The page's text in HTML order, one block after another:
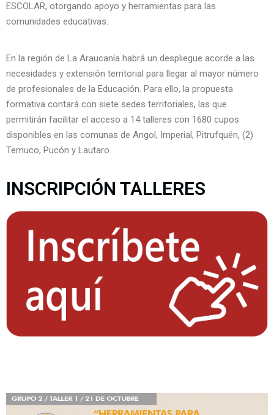
ESCOLAR, otorgando apoyo y herramientas para las
comunidades educativas.
En la región de La Araucanía habrá un despliegue acorde a las
necesidades y extensión territorial para llegar al mayor número
de profesionales de la Educación. Para ello, la propuesta
formativa contará con siete sedes territoriales, las que
permitirán facilitar el acceso a 14 talleres con 1680 cupos
disponibles en las comunas de Angol, Imperial, Pitrufquén, (2)
Temuco, Pucón y Lautaro.
INSCRIPCIÓN TALLERES